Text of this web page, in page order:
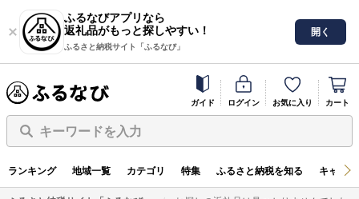
ふるなびアプリなら
返礼品がもっと探しやすい！
ふるさと納税サイト「ふるなび」
開く
ガイド ログイン お気に入り カート
キーワードを入力
ランキング 地域一覧 カテゴリ 特集 ふるさと納税を知る キャン